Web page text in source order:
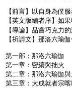
【前言】以自身為僕
【英文版編者序】如
【導論】品嘗巧克力
【祈請文】那洛六瑜
第一部：那洛六瑜伽
第一章：密續與拙火
第二章：那洛六瑜伽
第三章：大成就者宗